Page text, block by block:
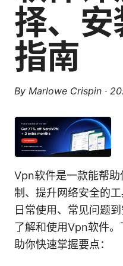
择、安
指南
By Marlowe Crispin ·
Vpn软件是一款能帮
制、提升网络安全的工
日常使用、常见问题
了解和使用Vpn软件
助你快速掌握要点：